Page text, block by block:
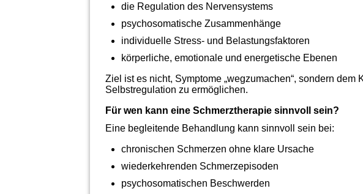
die Regulation des Nervensystems
psychosomatische Zusammenhänge
individuelle Stress- und Belastungsfaktoren
körperliche, emotionale und energetische Ebenen
Ziel ist es nicht, Symptome „wegzumachen“, sondern
Selbstregulation zu ermöglichen.
Für wen kann eine Schmerztherapie sinnvoll sein?
Eine begleitende Behandlung kann sinnvoll sein bei:
chronischen Schmerzen ohne klare Ursache
wiederkehrenden Schmerzepisoden
psychosomatischen Beschwerden